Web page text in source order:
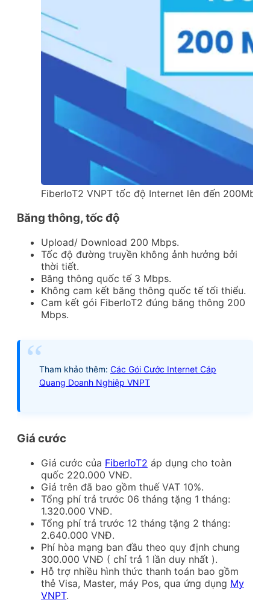
FiberIoT2 VNPT tốc độ Internet lên đến 200Mbps
Băng thông, tốc độ
Upload/ Download 200 Mbps.
Tốc độ đường truyền không ảnh hưởng bởi
thời tiết.
Băng thông quốc tế 3 Mbps.
Không cam kết băng thông quốc tế tối thiểu.
Cam kết gói FiberIoT2 đúng băng thông 200
Mbps.
Tham khảo thêm: Các Gói Cước Internet Cáp
Quang Doanh Nghiệp VNPT
Giá cước
Giá cước của FiberIoT2 áp dụng cho toàn
quốc 220.000 VNĐ.
Giá trên đã bao gồm thuế VAT 10%.
Tổng phí trả trước 06 tháng tặng 1 tháng:
1.320.000 VNĐ.
Tổng phí trả trước 12 tháng tặng 2 tháng:
2.640.000 VNĐ.
Phí hòa mạng ban đầu theo quy định chung
300.000 VNĐ ( chỉ trả 1 lần duy nhất ).
Hỗ trợ nhiều hình thức thanh toán bao gồm
thẻ Visa, Master, máy Pos, qua ứng dụng My
VNPT.